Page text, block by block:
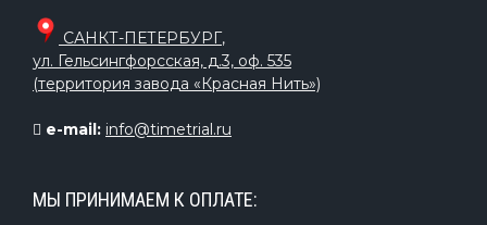
САНКТ-ПЕТЕРБУРГ,
ул. Гельсингфорсская, д.3, оф. 535
(территория завода «Красная Нить»)
e-mail: info@timetrial.ru
МЫ ПРИНИМАЕМ К ОПЛАТЕ: